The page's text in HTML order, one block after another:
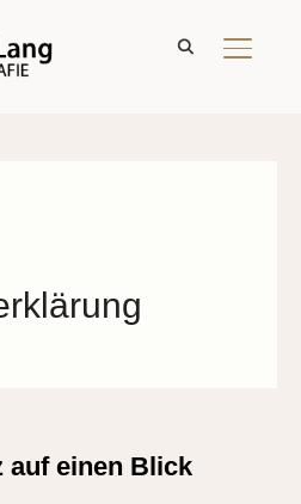
auf einen Blick